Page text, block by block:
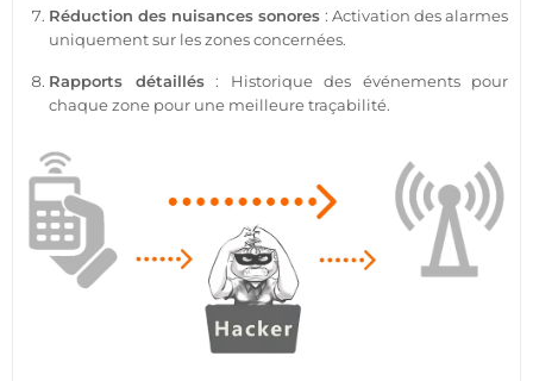
Réduction des nuisances sonores : Activation des alarmes
uniquement sur les zones concernées.
Rapports détaillés: Historique des événements pour
chaque zone pour une meilleure traçabilité.